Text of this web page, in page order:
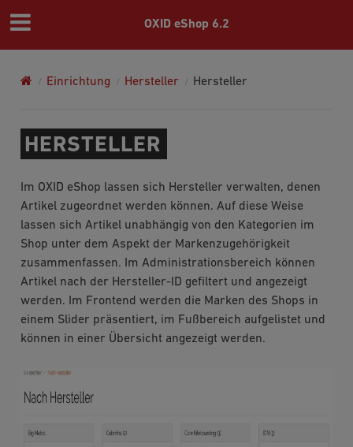
OXID eShop 6.2
Einrichtung Hersteller Hersteller
HERSTELLER
Im OXID eShop lassen sich Hersteller verwalten, denen
Artikel zugeordnet werden können. Auf diese Weise
lassen sich Artikel unabhängig von den Kategorien im
Shop unter dem Aspekt der Markenzugehörigkeit
zusammenfassen. Im Administrationsbereich können
Artikel nach der Hersteller-ID gefiltert und angezeigt
werden. Im Frontend werden die Marken des Shops in
einem Slider präsentiert, im Fußbereich aufgelistet und
können in einer Übersicht angezeigt werden.